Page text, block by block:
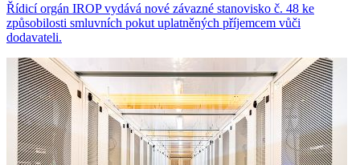
Řídicí orgán IROP vydává nové závazné stanovisko č. 48 ke
způsobilosti smluvních pokut uplatněných příjemcem vůči
dodavateli.